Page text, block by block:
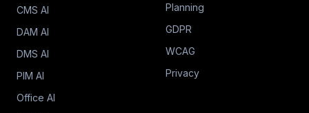
CMS AI
DAM AI
DMS AI
PIM AI
Office AI
Planning
GDPR
WCAG
Privacy